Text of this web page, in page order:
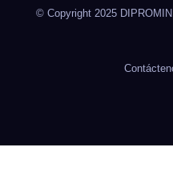
© Copyright 2025